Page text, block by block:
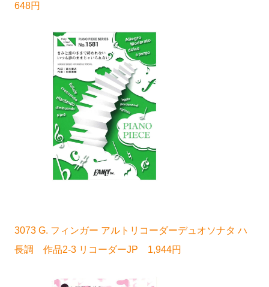
648円
3073 G. フィンガー アルトリコーダーデュオソナタ ハ
長調 作品2-3 リコーダーJP 1,944円